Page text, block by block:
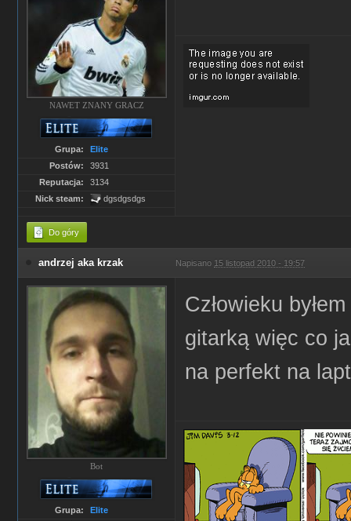
NAWET ZNANY GRACZ
Grupa:
Elite
Postów:
3931
Reputacja:
3134
Nick steam:
dgsdgsdgs
Do góry
andrzej aka krzak Napisano 15 listopad 2010 - 19:57
Bot
Grupa:
Elite
Człowieku
gitarką więc co
na perfekt na